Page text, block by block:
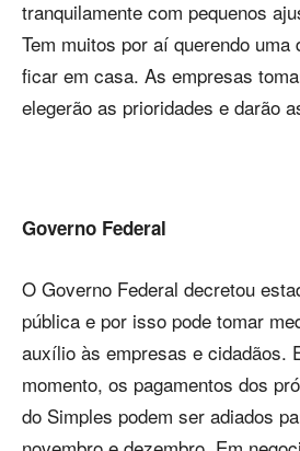
tranquilamente com pequenos
Tem muitos por aí querendo uma
ficar em casa. As empresas
elegerão as prioridades e darão
Governo Federal
O Governo Federal decretou
pública e por isso pode tomar
auxílio às empresas e cidadãos.
momento, os pagamentos dos
do Simples podem ser adiados